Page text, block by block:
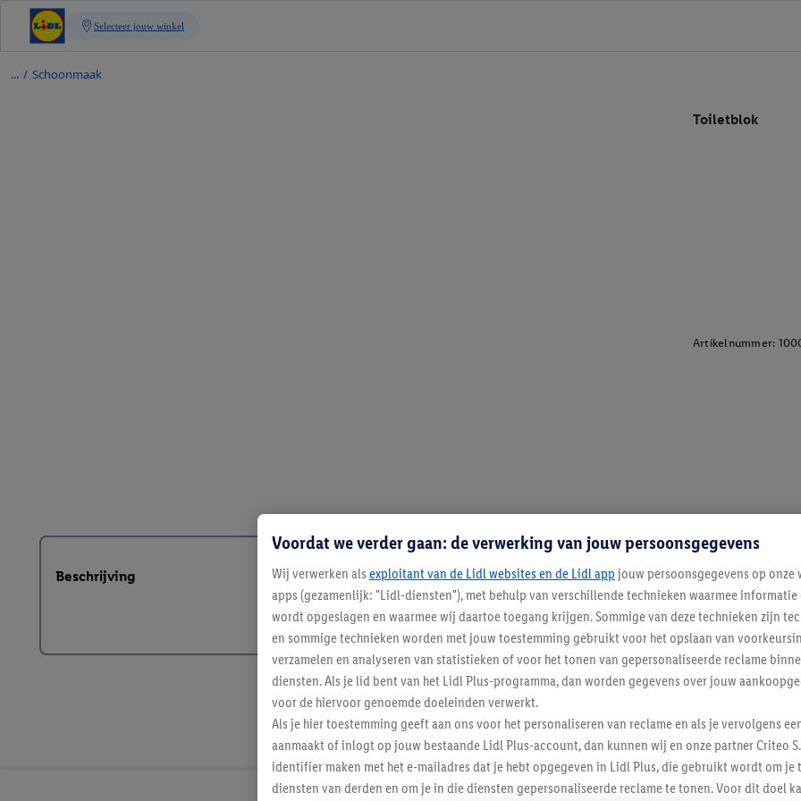
/ Schoonmaak
Toiletblok
Artikelnummer:
Beschrijving
Voordat we verder gaan: de verwerking van jouw persoonsgegevens
Wij verwerken als exploitant van de Lidl websites en de Lidl app jouw persoonsgegevens op onze
apps (gezamenlijk: "Lidl-diensten"), met behulp van verschillende technieken waarmee
wordt opgeslagen en waarmee wij daartoe toegang krijgen. Sommige van deze technieken zijn
en sommige technieken worden met jouw toestemming gebruikt voor het opslaan van
verzamelen en analyseren van statistieken of voor het tonen van gepersonaliseerde reclame
diensten. Als je lid bent van het Lidl Plus-programma, dan worden gegevens over jouw
voor de hiervoor genoemde doeleinden verwerkt.
Als je hier toestemming geeft aan ons voor het personaliseren van reclame en als je vervolgens
aanmaakt of inlogt op jouw bestaande Lidl Plus-account, dan kunnen wij en onze partner Criteo
identifier maken met het e-mailadres dat je hebt opgegeven in Lidl Plus, die gebruikt wordt om je
diensten van derden en om je in die diensten gepersonaliseerde reclame te tonen. Voor dit doel